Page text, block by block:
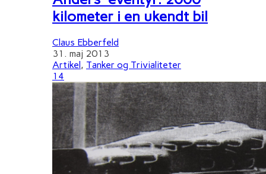
kilometer i en ukendt bil
Claus Ebberfeld
31. maj 2013
Artikel , Tanker og Trivialiteter
14